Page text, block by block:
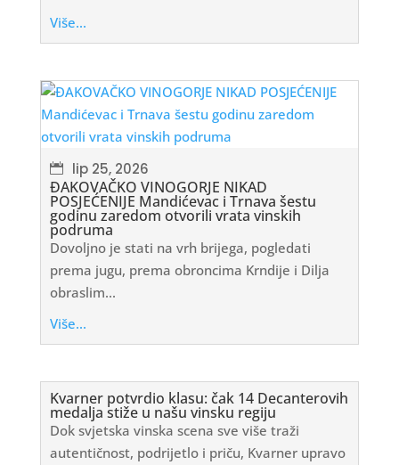
Više...
lip 25, 2026
ĐAKOVAČKO VINOGORJE NIKAD
POSJEĆENIJE Mandićevac i Trnava šestu
godinu zaredom otvorili vrata vinskih
podruma
Dovoljno je stati na vrh brijega, pogledati
prema jugu, prema obroncima Krndije i Dilja
obraslim...
Više...
Kvarner potvrdio klasu: čak 14 Decanterovih
medalja stiže u našu vinsku regiju
Dok svjetska vinska scena sve više traži
autentičnost, podrijetlo i priču, Kvarner upravo